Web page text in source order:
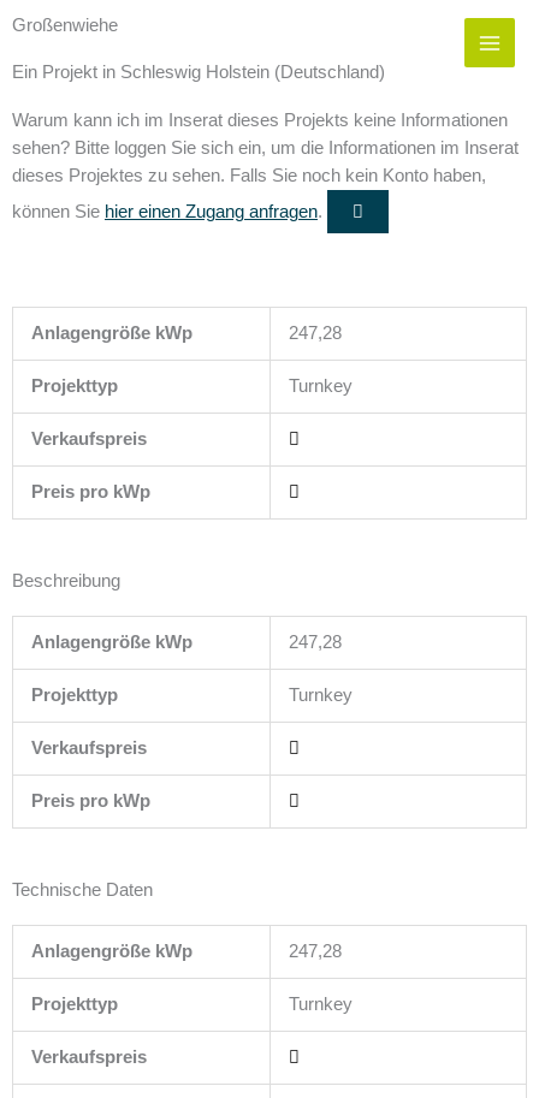
springen
Großenwiehe
Ein Projekt in Schleswig Holstein (Deutschland)
Warum kann ich im Inserat dieses Projekts keine Informationen
sehen? Bitte loggen Sie sich ein, um die Informationen im Inserat
dieses Projektes zu sehen. Falls Sie noch kein Konto haben,
können Sie hier einen Zugang anfragen.
Anlagengröße kWp 247,28
Projekttyp Turnkey
Verkaufspreis
Preis pro kWp
Beschreibung
Anlagengröße kWp 247,28
Projekttyp Turnkey
Verkaufspreis
Preis pro kWp
Technische Daten
Anlagengröße kWp 247,28
Projekttyp Turnkey
Verkaufspreis